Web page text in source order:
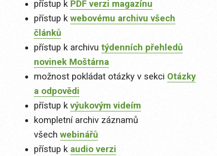
přístup k PDF verzi magazínu
přístup k webovému archivu všech
článků
přístup k archivu týdenních přehledů
novinek Moštárna
možnost pokládat otázky v sekci Otázky
a odpovědi
přístup k výukovým videím
kompletní archiv záznamů
všech webinářů
přístup k audio verzi